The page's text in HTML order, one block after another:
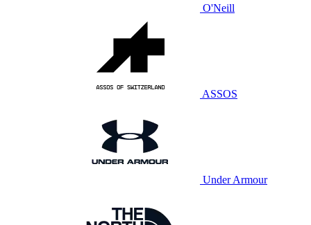
O'Neill
ASSOS
Under Armour